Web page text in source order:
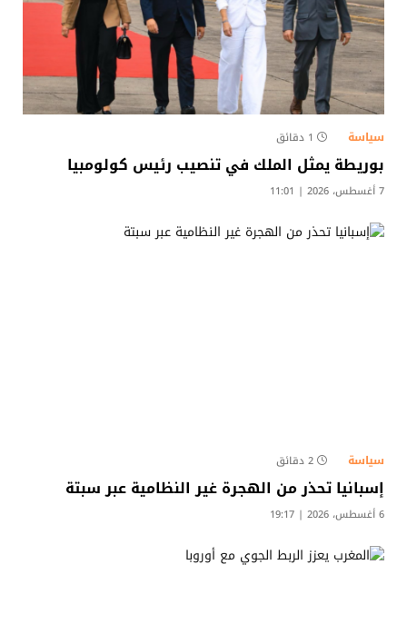
سياسة 1 دقائق
بوريطة يمثل الملك في تنصيب رئيس كولومبيا
7 أغسطس، 2026 | 11:01
سياسة 2 دقائق
إسبانيا تحذر من الهجرة غير النظامية عبر سبتة
6 أغسطس، 2026 | 19:17